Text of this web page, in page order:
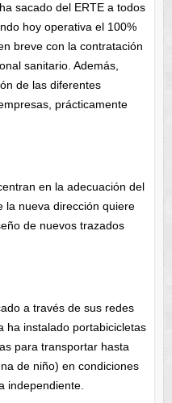
sacado del ERTE a todos
hoy operativa el 100%
breve con la contratación
sanitario. Además,
de las diferentes
prácticamente
en la adecuación del
la nueva dirección quiere
de nuevos trazados
a través de sus redes
ha instalado portabicicletas
para transportar hasta
de niño) en condiciones
independiente.